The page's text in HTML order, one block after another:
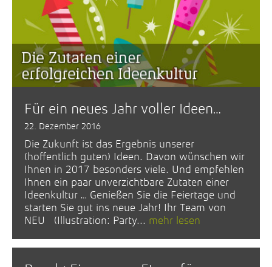
Für ein neues Jahr voller Ideen…
22. Dezember 2016
Die Zukunft ist das Ergebnis unserer
(hoffentlich guten) Ideen. Davon wünschen wir
Ihnen in 2017 besonders viele. Und empfehlen
Ihnen ein paar unverzichtbare Zutaten einer
Ideenkultur … Genießen Sie die Feiertage und
starten Sie gut ins neue Jahr! Ihr Team von
NEU (Illustration: Party... mehr lesen